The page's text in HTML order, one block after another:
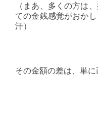
（まあ、多くの方は
ての金銭感覚がおか
汗）
その金額の差は、単に